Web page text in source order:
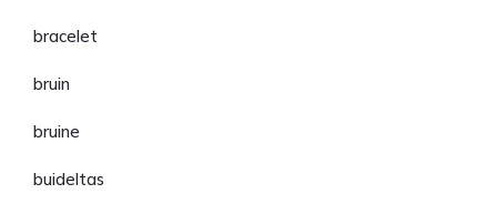
bracelet
bruin
bruine
buideltas